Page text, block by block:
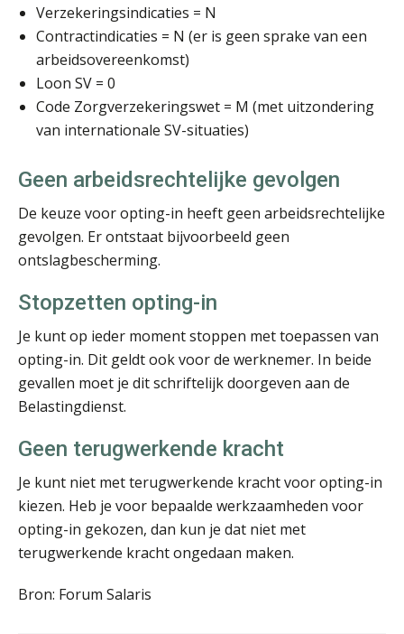
Verzekeringsindicaties = N
Contractindicaties = N (er is geen sprake van een
arbeidsovereenkomst)
Loon SV = 0
Code Zorgverzekeringswet = M (met uitzondering
van internationale SV-situaties)
Geen arbeidsrechtelijke gevolgen
De keuze voor opting-in heeft geen arbeidsrechtelijke
gevolgen. Er ontstaat bijvoorbeeld geen
ontslagbescherming.
Stopzetten opting-in
Je kunt op ieder moment stoppen met toepassen van
opting-in. Dit geldt ook voor de werknemer. In beide
gevallen moet je dit schriftelijk doorgeven aan de
Belastingdienst.
Geen terugwerkende kracht
Je kunt niet met terugwerkende kracht voor opting-in
kiezen. Heb je voor bepaalde werkzaamheden voor
opting-in gekozen, dan kun je dat niet met
terugwerkende kracht ongedaan maken.
Bron: Forum Salaris
Ludo Mennes
Jan Wietsma